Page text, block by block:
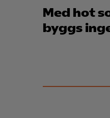
Med hot
byggs